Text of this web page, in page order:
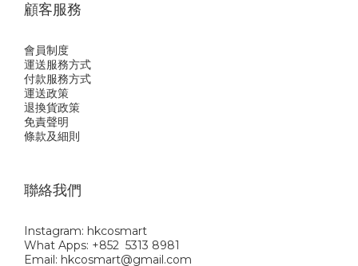
顧客服務
會員制度
運送服務方式
付款服務方式
運送政策
退換貨政策
免責聲明
條款及細則
聯絡我們
Instagram: hkcosmart
What Apps: +852 5313 8981
Email: hkcosmart@gmail.com